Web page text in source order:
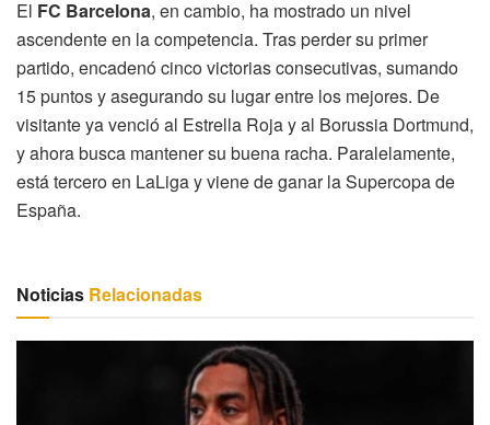
El FC Barcelona, en cambio, ha mostrado un nivel
ascendente en la competencia. Tras perder su primer
partido, encadenó cinco victorias consecutivas, sumando
15 puntos y asegurando su lugar entre los mejores. De
visitante ya venció al Estrella Roja y al Borussia Dortmund,
y ahora busca mantener su buena racha. Paralelamente,
está tercero en LaLiga y viene de ganar la Supercopa de
España.
Noticias Relacionadas